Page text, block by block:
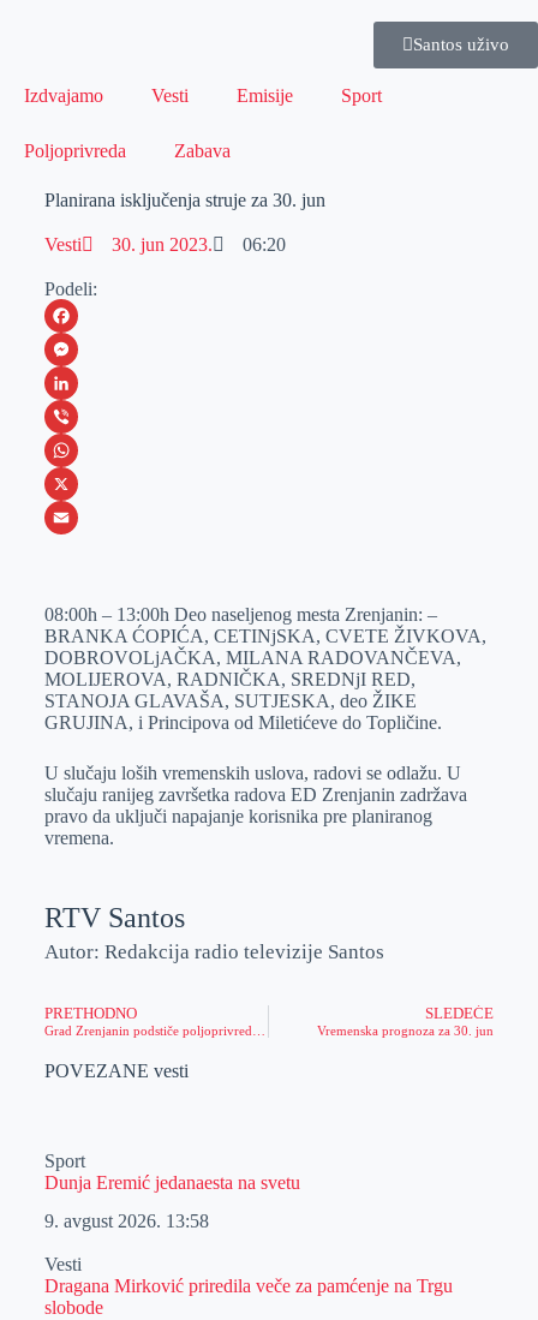
Santos uživo
Izdvajamo Vesti Emisije Sport
Poljoprivreda Zabava
Planirana isključenja struje za 30. jun
Vesti 30. jun 2023. 06:20
Podeli:
F
a
c
e
b
o
M
e
s
s
e
e
r
L
i
n
k
I
n
V
i
b
W
h
s
A
p
p
X
a
i
l
08:00h – 13:00h Deo naseljenog mesta Zrenjanin: –
BRANKA ĆOPIĆA, CETINjSKA, CVETE ŽIVKOVA,
DOBROVOLjAČKA, MILANA RADOVANČEVA,
MOLIJEROVA, RADNIČKA, SREDNjI RED,
STANOJA GLAVAŠA, SUTJESKA, deo ŽIKE
GRUJINA, i Principova od Miletićeve do Topličine.
U slučaju loših vremenskih uslova, radovi se odlažu. U
slučaju ranijeg završetka radova ED Zrenjanin zadržava
pravo da uključi napajanje korisnika pre planiranog
vremena.
RTV Santos
Autor: Redakcija radio televizije Santos
PRETHODNO SLEDEĆE
Vremenska prognoza za 30. jun
POVEZANE vesti
Sport
Dunja Eremić jedanaesta na svetu
9. avgust 2026. 13:58
Vesti
Dragana Mirković priredila veče za pamćenje na Trgu
slobode